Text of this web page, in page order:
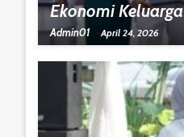
Ekonomi Keluarga
Admin01 April 24, 2026